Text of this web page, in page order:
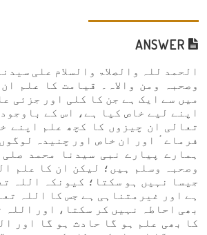
الحمد للہ والصلاۃ والسلام علی
وصحبہ ومن والاہ۔ قیامت کا علم
‏میں سے ایک ہے جن کا کلی اور جزئی
اپنے لیے خاص کیا ہے، اس کے
تعالی ان چیزوں کا کچھ علم اپنے
فرماےٴ اور ان خاص اور چنیدہ
ہمارے پیارے نبی سیدنا محمد
وصحبہ وسلم ہیں؛ لیکن ان کا علم
جیسا نہیں ہو سکتا؛ کیونکہ اللہ
ہے اور غیرمتناہی ہے جس کا اللہ
بھی احاطہ نہیں کر سکتا، اور اللہ
کا بھی علم ہو گا حادث ہو گا اور